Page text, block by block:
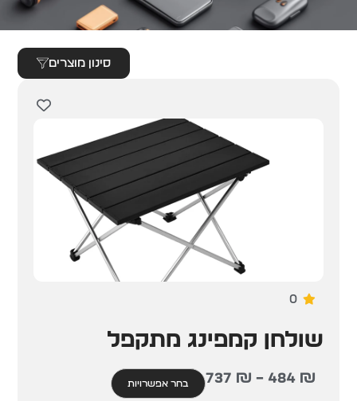
סינון מוצרים
0
שולחן קמפינג מתקפל
484 ₪
–
737 ₪ בחר אפשרויות